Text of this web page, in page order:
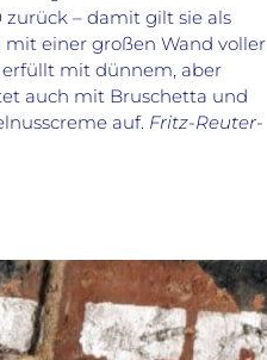
zurück – damit gilt sie als
einer großen Wand voller
erfüllt mit dünnem, aber
auch mit Bruschetta und
auf. Fritz-Reuter-